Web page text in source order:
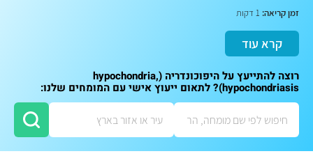
זמן קריאה:
קרא עוד
רוצה להתייעץ על היפוכונדריה (hypochondria,
hypochondriasis)? לתאום ייעוץ אישי עם המומחים שלנו: